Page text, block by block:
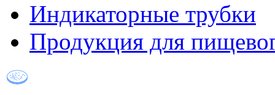
Индикаторные трубки
Продукция для